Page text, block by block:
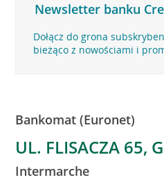
Newsletter banku
Dołącz do grona
bieżąco z nowościami i
Bankomat (Euronet)
UL. FLISACZA 65,
Intermarche